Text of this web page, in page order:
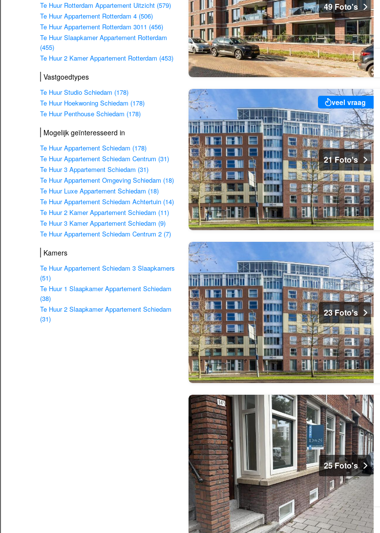
Te Huur Rotterdam Appartement Uitzicht (579)
Te Huur Appartement Rotterdam 4 (506)
Te Huur Appartement Rotterdam 3011 (456)
Te Huur Slaapkamer Appartement Rotterdam
(455)
Te Huur 2 Kamer Appartement Rotterdam (453)
Vastgoedtypes
Te Huur Studio Schiedam (178)
Te Huur Hoekwoning Schiedam (178)
Te Huur Penthouse Schiedam (178)
Mogelijk geïnteresseerd in
Te Huur Appartement Schiedam (178)
Te Huur Appartement Schiedam Centrum (31)
Te Huur 3 Appartement Schiedam (31)
Te Huur Appartement Omgeving Schiedam (18)
Te Huur Luxe Appartement Schiedam (18)
Te Huur Appartement Schiedam Achtertuin (14)
Te Huur 2 Kamer Appartement Schiedam (11)
Te Huur 3 Kamer Appartement Schiedam (9)
Te Huur Appartement Schiedam Centrum 2 (7)
Kamers
Te Huur Appartement Schiedam 3 Slaapkamers
(51)
Te Huur 1 Slaapkamer Appartement Schiedam
(38)
Te Huur 2 Slaapkamer Appartement Schiedam
(31)
49 Foto's
veel vraag
21 Foto's
23 Foto's
25 Foto's